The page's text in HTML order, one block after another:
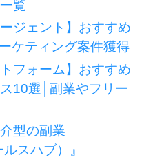
覧
ジェント】おすすめ
ケティング案件獲得
フォーム】おすすめ
10選│副業やフリー
型の副業
スハブ）』